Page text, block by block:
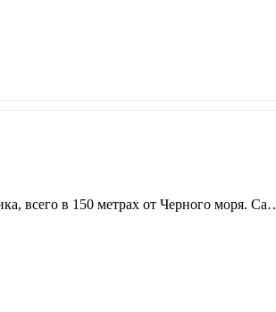
всего в 150 метрах от Черного моря.